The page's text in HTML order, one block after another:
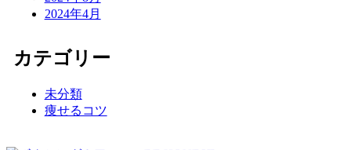
2024年4月
カテゴリー
未分類
痩せるコツ